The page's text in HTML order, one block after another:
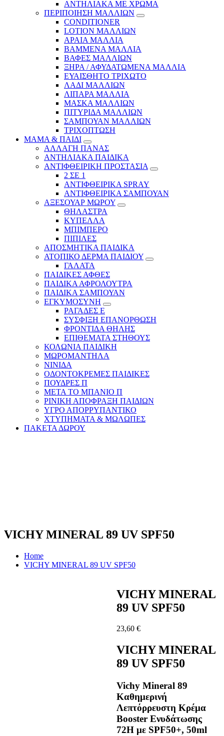
ΑΝΤΗΛΙΑΚΑ ΜΕ ΧΡΩΜΑ
ΠΕΡΙΠΟΙΗΣΗ ΜΑΛΛΙΩΝ
CONDITIONER
LOTION ΜΑΛΛΙΩΝ
ΑΡΑΙΑ ΜΑΛΛΙΑ
ΒΑΜΜΕΝΑ ΜΑΛΛΙΑ
ΒΑΦΕΣ ΜΑΛΛΙΩΝ
ΞΗΡΑ / ΑΦΥΔΑΤΩΜΕΝΑ ΜΑΛΛΙΑ
ΕΥΑΙΣΘΗΤΟ ΤΡΙΧΩΤΟ
ΛΑΔΙ ΜΑΛΛΙΩΝ
ΛΙΠΑΡΑ ΜΑΛΛΙΑ
ΜΑΣΚΑ ΜΑΛΛΙΩΝ
ΠΙΤΥΡΙΔΑ ΜΑΛΛΙΩΝ
ΣΑΜΠΟΥΑΝ ΜΑΛΛΙΩΝ
ΤΡΙΧΟΠΤΩΣΗ
ΜΑΜΑ & ΠΑΙΔΙ
ΑΛΛΑΓΗ ΠΑΝΑΣ
ΑΝΤΗΛΙΑΚΑ ΠΑΙΔΙΚΑ
ΑΝΤΙΦΘΕΙΡΙΚΗ ΠΡΟΣΤΑΣΙΑ
2 ΣΕ 1
ΑΝΤΙΦΘΕΙΡΙΚΑ SPRAY
ΑΝΤΙΦΘΕΙΡΙΚΑ ΣΑΜΠΟΥΑΝ
ΑΞΕΣΟΥΑΡ ΜΩΡΟΥ
ΘΗΛΑΣΤΡΑ
ΚΥΠΕΛΛΑ
ΜΠΙΜΠΕΡΟ
ΠΙΠΙΛΕΣ
ΑΠΟΣΜΗΤΙΚΑ ΠΑΙΔΙΚΑ
ΑΤΟΠΙΚΟ ΔΕΡΜΑ ΠΑΙΔΙΟΥ
ΓΑΛΑΤΑ
ΠΑΙΔΙΚΕΣ ΑΦΘΕΣ
ΠΑΙΔΙΚΑ ΑΦΡΟΛΟΥΤΡΑ
ΠΑΙΔΙΚΑ ΣΑΜΠΟΥΑΝ
ΕΓΚΥΜΟΣΥΝΗ
ΡΑΓΑΔΕΣ Ε
ΣΥΣΦΙΞΗ ΕΠΑΝΟΡΘΩΣΗ
ΦΡΟΝΤΙΔΑ ΘΗΛΗΣ
ΕΠΙΘΕΜΑΤΑ ΣΤΗΘΟΥΣ
ΚΟΛΩΝΙΑ ΠΑΙΔΙΚΗ
ΜΩΡΟΜΑΝΤΗΛΑ
ΝΙΝΙΔΑ
ΟΔΟΝΤΟΚΡΕΜΕΣ ΠΑΙΔΙΚΕΣ
ΠΟΥΔΡΕΣ Π
ΜΕΤΑ ΤΟ ΜΠΑΝΙΟ Π
ΡΙΝΙΚΗ ΑΠΟΦΡΑΞΗ ΠΑΙΔΙΩΝ
ΥΓΡΟ ΑΠΟΡΡΥΠΑΝΤΙΚΟ
ΧΤΥΠΗΜΑΤΑ & ΜΩΛΩΠΕΣ
ΠΑΚΕΤΑ ΔΩΡΟΥ
VICHY MINERAL 89 UV SPF50
Home
VICHY MINERAL 89 UV SPF50
VICHY MINERAL
89 UV SPF50
23,60 €
VICHY MINERAL
89 UV SPF50
Vichy Mineral 89
Καθημερινή
Λεπτόρρευστη Κρέμα
Booster Ενυδάτωσης
72Η με SPF50+, 50ml